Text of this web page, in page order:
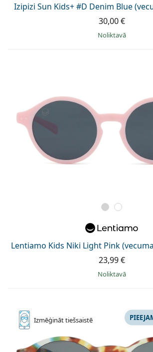
Izipizi Sun Kids+ #D Denim Blue
30,00 €
Noliktavā
Lentiamo Kids Niki Light Pink
23,99 €
Noliktavā
Izmēģināttiešsaistē